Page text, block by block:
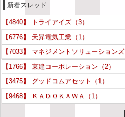
新着スレッド
【4840】 トライアイズ（3）
【6776】 天昇電気工業（1）
【7033】 マネジメントソリューションズ
【1766】 東建コーポレーション（2）
【3475】 グッドコムアセット（1）
【9468】 ＫＡＤＯＫＡＷＡ（1）